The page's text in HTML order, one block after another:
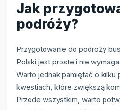
Jak
podróży?
Przygotowanie do podróży
Polski jest proste i nie
Warto jednak pamiętać o kilku
kwestiach, które zwiększą
Przede wszystkim, warto